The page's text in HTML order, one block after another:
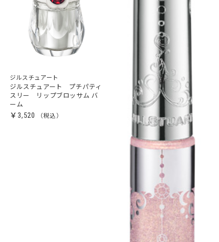
ジルスチュアート
ジルスチュアート プチパティ
スリー リップブロッサム バ
ーム
￥3,520